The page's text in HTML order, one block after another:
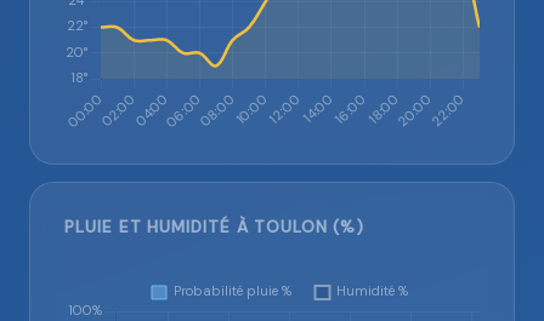
PLUIE ET HUMIDITÉ À TOULON (%)